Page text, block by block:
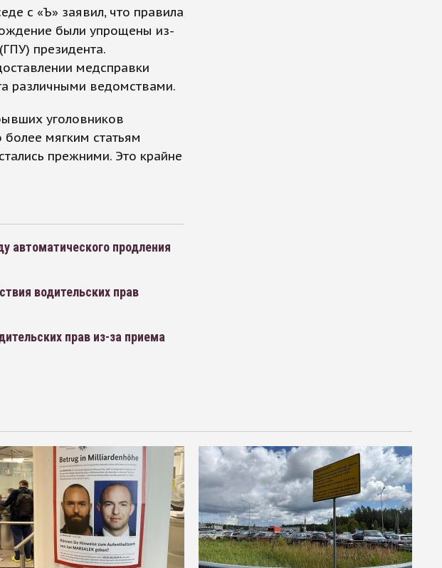
с «Ъ» заявил, что правила
были упрощены из-
президента.
медсправки
различными ведомствами.
уголовников
более мягким статьям
прежними. Это крайне
автоматического продления
водительских прав
прав из-за приема